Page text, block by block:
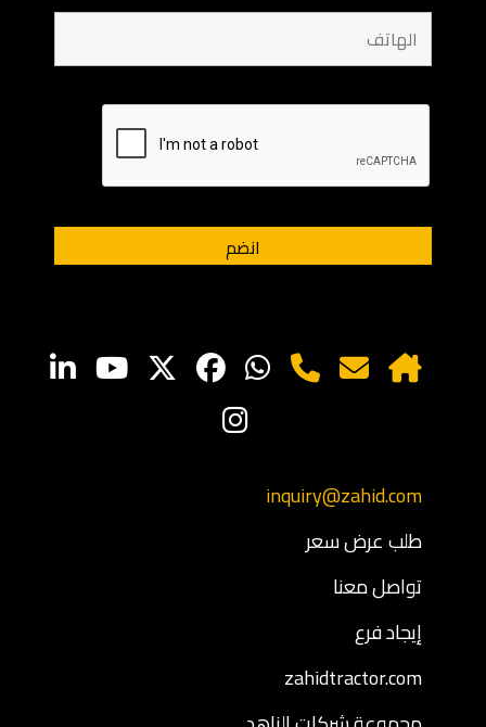
inquiry@zahid.com
طلب عرض سعر
تواصل معنا
إيجاد فرع
zahidtractor.com